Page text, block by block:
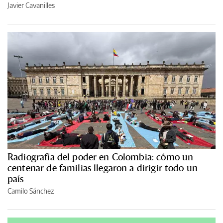
Javier Cavanilles
Radiografía del poder en Colombia: cómo un
centenar de familias llegaron a dirigir todo un
país
Camilo Sánchez